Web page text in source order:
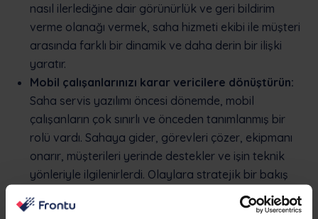
nasıl ilerlediğine dair görünürlük ve geri bildirim
verme olanağı vermek, saha hizmeti ekibi ile müşteri
arasında farklı bir dinamik ve daha derin bir ilişki
yaratır.
Mobil çalışanlarınızı karar vericilere dönüştürün:
Saha servis yazılımı öncesi dönemde, mobil
çalışanların çok sınırlı ve önceden tanımlanmış bir
rolü vardı. Sahaya gider, görevleri çözer, ekipmanı
onarır, müşterileri yerinde destekler ve işin teknik
yönleriyle ilgilenirlerdi. Olaylara stratejik bir bakış
açısıyla bakarsanız, saha hizmeti çalışanlarının daha
çeşitli roller geliştirmelerine yardımcı olmak sonuçları